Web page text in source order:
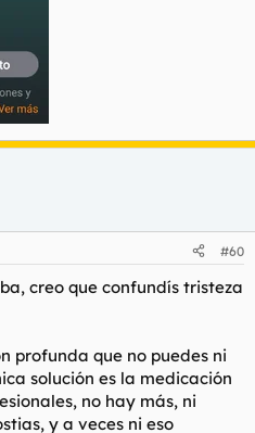
#60
creo que confundís tristeza
profunda que no puedes ni
solución es la medicación
no hay más, ni
y a veces ni eso